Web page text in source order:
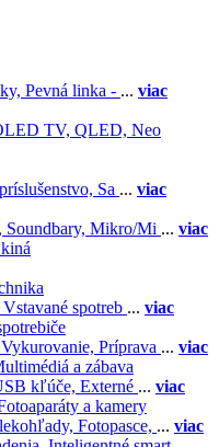
Pevná linka - ... viac
TV, QLED, Neo
Sa ... viac
Soundbary, Mikro/Mi ... viac
Vstavané spotreb ... viac
Vykurovanie, Príprava ... viac
a zábava
kľúče, Externé ... viac
a kamery
Fotopasce, ... viac